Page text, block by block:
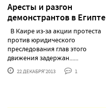
Аресты и разгон
демонстрантов в Египте
В Каире из-за акции протеста
против юридического
преследования глав этого
движения задержан......
22 ДЕКАБРЯ'2013 1